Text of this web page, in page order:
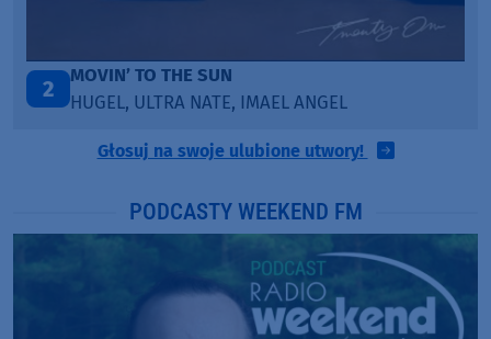
3
ITEPE ITEDE
SANAH
Głosuj na swoje ulubione utwory!
PODCASTY WEEKEND FM